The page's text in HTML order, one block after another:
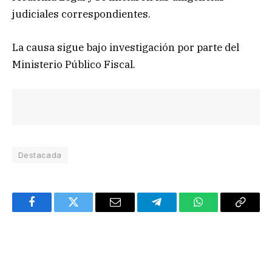
judiciales correspondientes.
La causa sigue bajo investigación por parte del
Ministerio Público Fiscal.
Destacada
FacebookTwitter Email TelegramWhatsAppCopy